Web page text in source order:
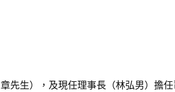
先生），及現任理事長（林弘男）擔